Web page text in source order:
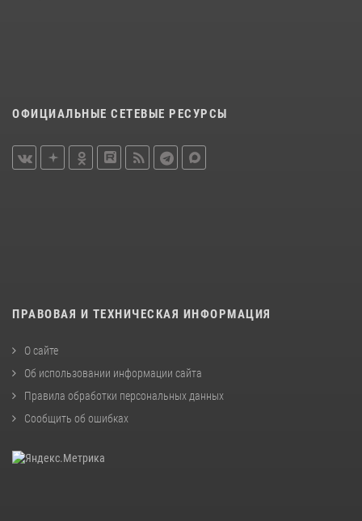
ОФИЦИАЛЬНЫЕ СЕТЕВЫЕ РЕСУРСЫ
ПРАВОВАЯ И ТЕХНИЧЕСКАЯ ИНФОРМАЦИЯ
О сайте
Об использовании информации сайта
Правила обработки персональных данных
Сообщить об ошибках